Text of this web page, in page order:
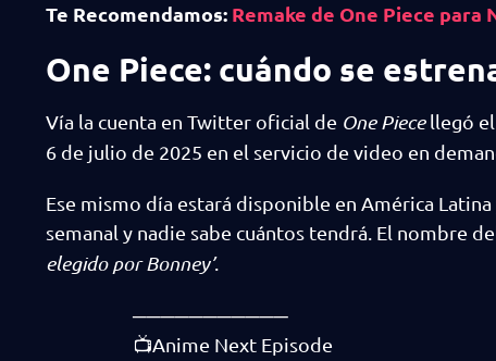
Te Recomendamos: Remake de One Piece
One Piece: cuándo se
Vía la cuenta en Twitter oficial de One Piecellegó el
6 de julio de 2025 en el servicio de video en
Ese mismo día estará disponible en América
semanal y nadie sabe cuántos tendrá. El nombre
elegido por Bonney’.
───────────
📺Anime Next Episode